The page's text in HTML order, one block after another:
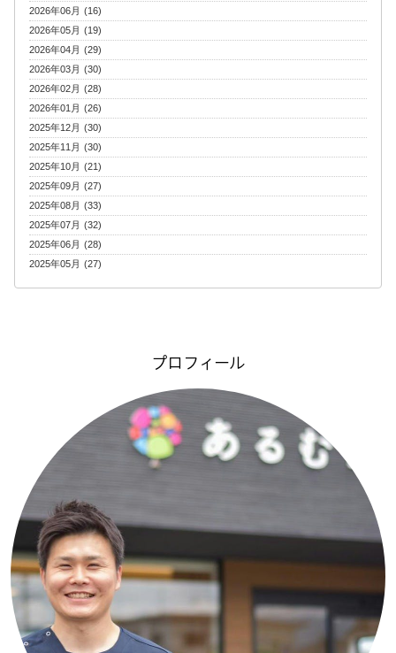
2026年06月 (16)
2026年05月 (19)
2026年04月 (29)
2026年03月 (30)
2026年02月 (28)
2026年01月 (26)
2025年12月 (30)
2025年11月 (30)
2025年10月 (21)
2025年09月 (27)
2025年08月 (33)
2025年07月 (32)
2025年06月 (28)
2025年05月 (27)
プロフィール